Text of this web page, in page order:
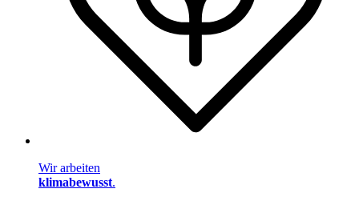
Wir arbeiten
klimabewusst.